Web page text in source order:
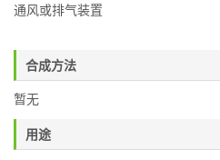
通风或排气装置
合成方法
暂无
用途